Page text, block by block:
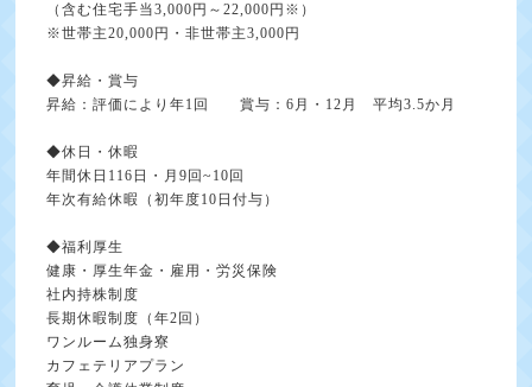
（含む住宅手当3,000円～22,000円※）
※世帯主20,000円・非世帯主3,000円
◆昇給・賞与
昇給：評価により年1回 賞与：6月・12月 平均3.5か月
◆休日・休暇
年間休日116日・月9回~10回
年次有給休暇（初年度10日付与）
◆福利厚生
健康・厚生年金・雇用・労災保険
社内持株制度
長期休暇制度（年2回）
ワンルーム独身寮
カフェテリアプラン